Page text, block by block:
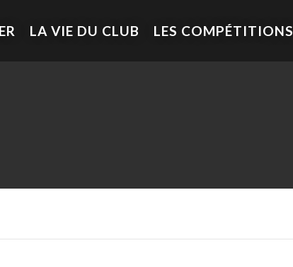
LA VIE DU CLUB LES COMPÉTITIONS